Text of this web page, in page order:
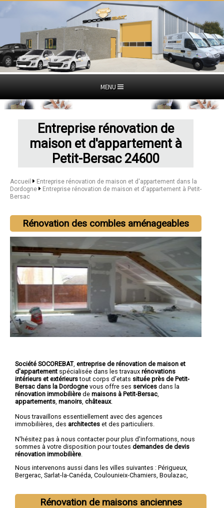
MENU
Entreprise rénovation de
maison et d'appartement à
Petit-Bersac 24600
Accueil
Entreprise rénovation de maison et d'appartement dans la
Dordogne
Entreprise rénovation de maison et d'appartement à Petit-
Bersac
Rénovation des combles aménageables
Société SOCOREBAT, entreprise de rénovation de maison et
d'appartement spécialisée dans les travaux rénovations
intérieurs et extérieurstout corps d'etats située près de Petit-
Bersac dans la Dordogne vous offre ses services dans la
rénovation immobilière de maisons à Petit-Bersac
appartements manoirs châteaux.
Nous travaillons essentiellement avec des agences
immobilières, des architectes et des particuliers.
N'hésitez pas à nous contacter pour plus d'informations, nous
sommes à votre disposition pour toutes demandes de devis
rénovation immobilière
Nous intervenons aussi dans les villes suivantes : Périgueux,
Bergerac, Sarlat-la-Canéda, Coulounieix-Chamiers, Boulazac,
Rénovation de maisons anciennes